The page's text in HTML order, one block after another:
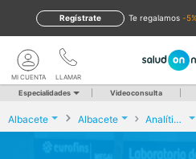
te regalamos -
Regístrate
LLAMAR
MI CUENTA
Especialidades Videoconsulta
Albacete Albacete Analíticas y Genética